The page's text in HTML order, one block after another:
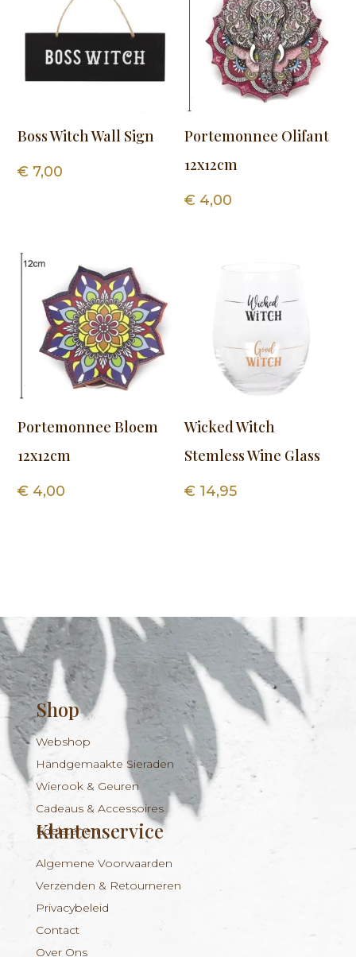
Boss Witch Wall Sign
€ 7,00
Portemonnee Olifant
12x12cm
€ 4,00
Portemonnee Bloem
12x12cm
€ 4,00
Wicked Witch
Stemless Wine Glass
€ 14,95
Shop
Webshop
Handgemaakte Sieraden
Wierook & Geuren
Cadeaus & Accessoires
Edelstenen
Klantenservice
Algemene Voorwaarden
Verzenden & Retourneren
Privacybeleid
Contact
Over Ons